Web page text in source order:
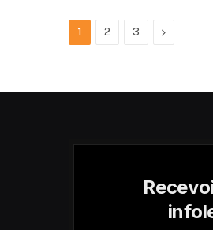
1 2 3 Suivant